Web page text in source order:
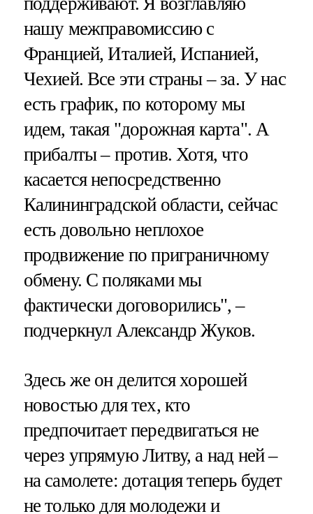
нашу межправомиссию с
Францией, Италией, Испанией,
Чехией. Все эти страны – за. У нас
есть график, по которому мы
идем, такая "дорожная карта". А
прибалты – против. Хотя, что
касается непосредственно
Калининградской области, сейчас
есть довольно неплохое
продвижение по приграничному
обмену. С поляками мы
фактически договорились", –
подчеркнул Александр Жуков.
Здесь же он делится хорошей
новостью для тех, кто
предпочитает передвигаться не
через упрямую Литву, а над ней –
на самолете: дотация теперь будет
не только для молодежи и